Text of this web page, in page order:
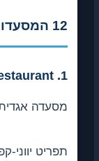
אגדית של פאפוס,
יווני-קפריסאי